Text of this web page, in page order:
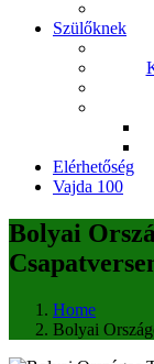
Szülőknek
Elérhetőség
Vajda 100
Bolyai
Home
Bolyai